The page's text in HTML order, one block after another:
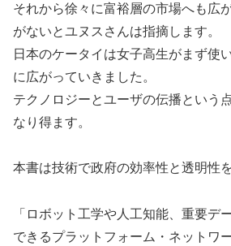
それから徐々に富裕層の市場へも広
がないとユヌスさんは指摘します。
日本のケータイは女子高生がまず使
に広がっていきました。
テクノロジーとユーザの伝播という
なり得ます。
本書は技術で政府の効率性と透明性
「ロボット工学や人工知能、重要デ
できるプラットフォーム・ネットワ